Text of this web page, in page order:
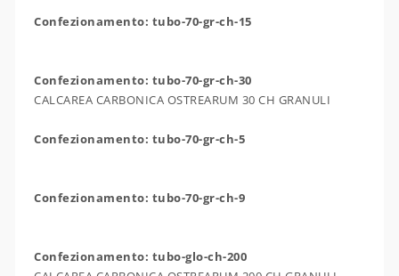
Confezionamento: tubo-70-gr-ch-15
Confezionamento: tubo-70-gr-ch-30
CALCAREA CARBONICA OSTREARUM 30 CH GRANULI
Confezionamento: tubo-70-gr-ch-5
Confezionamento: tubo-70-gr-ch-9
Confezionamento: tubo-glo-ch-200